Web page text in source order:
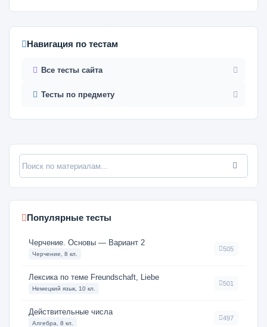
Навигация по тестам
Все тесты сайта
Тесты по предмету
Популярные тесты
Черчение. Основы — Вариант 2
Черчение, 8 кл.
505
Лексика по теме Freundschaft, Liebe
Немецкий язык, 10 кл.
501
Действительные числа
Алгебра, 8 кл.
497